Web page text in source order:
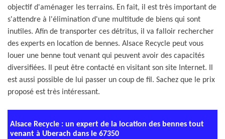
objectif d'aménager les terrains. En fait, il est très important de
s'attendre à l'élimination d'une multitude de biens qui sont
inutiles. Afin de transporter ces détritus, il va falloir rechercher
des experts en location de bennes. Alsace Recycle peut vous
louer une benne tout venant qui peuvent avoir des capacités
diversifiées. Il peut être contacté en visitant son site Internet. Il
est aussi possible de lui passer un coup de fil. Sachez que le prix
proposé est très intéressant.
Alsace Recycle : un expert de la location des bennes tout
venant à Uberach dans le 67350